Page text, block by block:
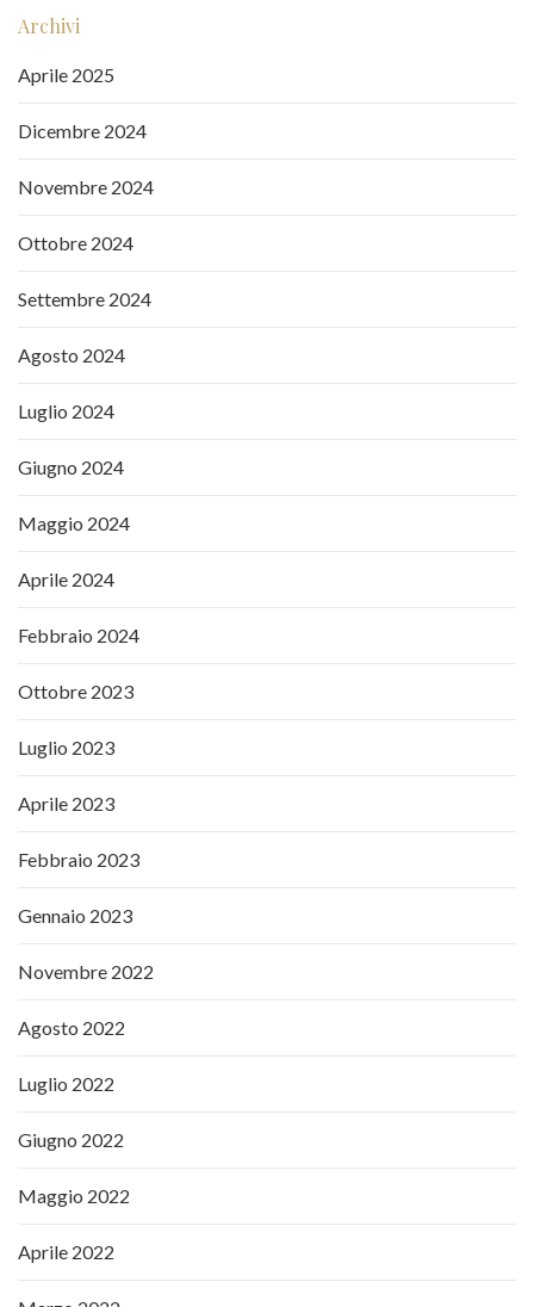
Archivi
Aprile 2025
Dicembre 2024
Novembre 2024
Ottobre 2024
Settembre 2024
Agosto 2024
Luglio 2024
Giugno 2024
Maggio 2024
Aprile 2024
Febbraio 2024
Ottobre 2023
Luglio 2023
Aprile 2023
Febbraio 2023
Gennaio 2023
Novembre 2022
Agosto 2022
Luglio 2022
Giugno 2022
Maggio 2022
Aprile 2022